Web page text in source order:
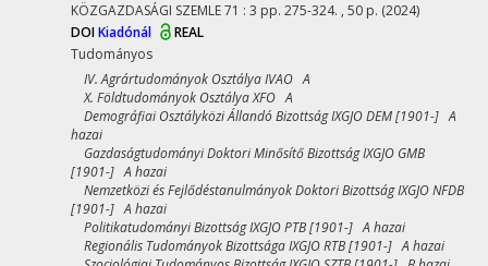
KÖZGAZDASÁGI SZEMLE71 : 3 pp. 275-324. , 50 p. (2024)
DOIKiadónál
REAL
Tudományos
IV. Agrártudományok Osztálya IVAO A
X. Földtudományok Osztálya XFO A
Demográfiai Osztályközi Állandó Bizottság IXGJO DEM [1901-] A
hazai
Gazdaságtudományi Doktori Minősítő Bizottság IXGJO GMB
[1901-] A hazai
Nemzetközi és Fejlődéstanulmányok Doktori Bizottság IXGJO NFDB
[1901-] A hazai
Politikatudományi Bizottság IXGJO PTB [1901-] A hazai
Regionális Tudományok Bizottsága IXGJO RTB [1901-] A hazai